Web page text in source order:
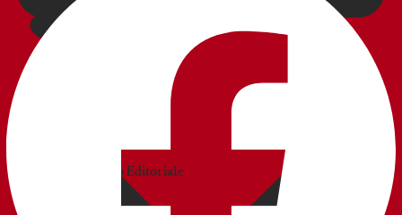
Commerciale
Catalogo Editoriale